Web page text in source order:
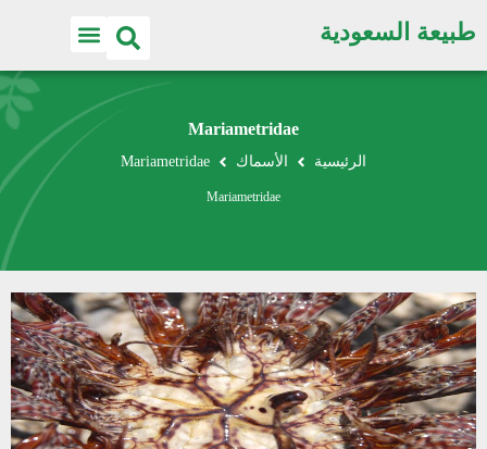
طبيعة السعودية
Mariametridae
الرئيسية الأسماك Mariametridae
Mariametridae